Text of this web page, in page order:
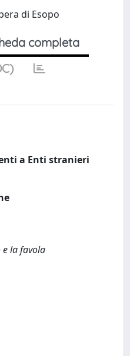
di Esopo
completa
a Enti stranieri
e la favola